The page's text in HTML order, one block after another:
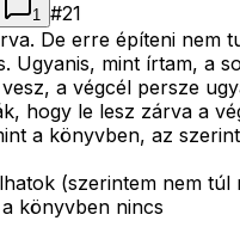
1 #21
De erre építeni nem
Ugyanis, mint írtam, a
a végcél persze
hogy le lesz zárva a
a könyvben, az
(szerintem nem túl
könyvben nincs